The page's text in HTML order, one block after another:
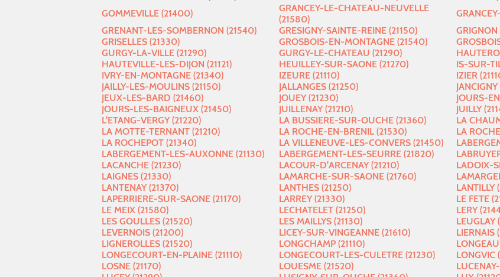
GOMMEVILLE (21400)
GRANCEY-LE-CHATEAU-NEUVELLE
(21580)
GRENANT-LES-SOMBERNON (21540)
GRESIGNY-SAINTE-REINE (21150)
GRIGNON
GRISELLES (21330)
GROSBOIS-EN-MONTAGNE (21540)
GURGY-LA-VILLE (21290)
GURGY-LE-CHATEAU (21290)
HAUTEVILLE-LES-DIJON (21121)
HEUILLEY-SUR-SAONE (21270)
IS-SUR-
IVRY-EN-MONTAGNE (21340)
IZEURE (21110)
IZIER
JAILLY-LES-MOULINS (21150)
JALLANGES (21250)
JEUX-LES-BARD (21460)
JOUEY (21230)
JOURS-
JOURS-LES-BAIGNEUX (21450)
JUILLENAY (21210)
JUILLY
L'ETANG-VERGY (21220)
LA BUSSIERE-SUR-OUCHE (21360)
LA
LA MOTTE-TERNANT (21210)
LA ROCHE-EN-BRENIL (21530)
LA
LA ROCHEPOT (21340)
LA VILLENEUVE-LES-CONVERS (21450)
LABERGEMENT-LES-AUXONNE (21130)
LABERGEMENT-LES-SEURRE (21820)
LACANCHE (21230)
LACOUR-D'ARCENAY (21210)
LADOIX-
LAIGNES (21330)
LAMARCHE-SUR-SAONE (21760)
LANTENAY (21370)
LANTHES (21250)
LANTILLY
LAPERRIERE-SUR-SAONE (21170)
LARREY (21330)
LE FETE
LE MEIX (21580)
LECHATELET (21250)
LERY
LES GOULLES (21520)
LES MAILLYS (21130)
LEUGLAY
LEVERNOIS (21200)
LICEY-SUR-VINGEANNE (21610)
LIERNAIS
LIGNEROLLES (21520)
LONGCHAMP (21110)
LONGECOURT-EN-PLAINE (21110)
LONGECOURT-LES-CULETRE (21230)
LONGVIC
LOSNE (21170)
LOUESME (21520)